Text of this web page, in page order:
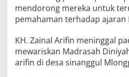
mendorong mereka untuk
pemahaman terhadap ajaran
KH. Zainal Arifin meninggal
mewariskan Madrasah
arifin di desa sinanggul